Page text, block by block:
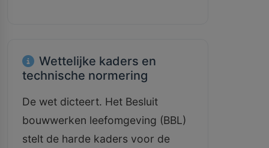
Wettelijke kaders en
technische normering
De wet dicteert. Het Besluit
bouwwerken leefomgeving (BBL)
stelt de harde kaders voor de